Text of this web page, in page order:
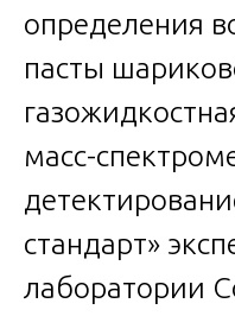
определения
пасты
масс-
стандарт»
лаборатории